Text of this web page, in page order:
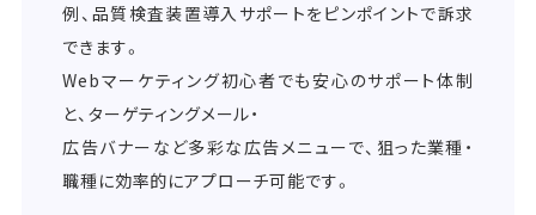
例、品質検査装置導入サポートをピンポイントで訴求
できます。
Webマーケティング初心者でも安心のサポート体制
と、ターゲティングメール・
広告バナーなど多彩な広告メニューで、狙った業種・
職種に効率的にアプローチ可能です。